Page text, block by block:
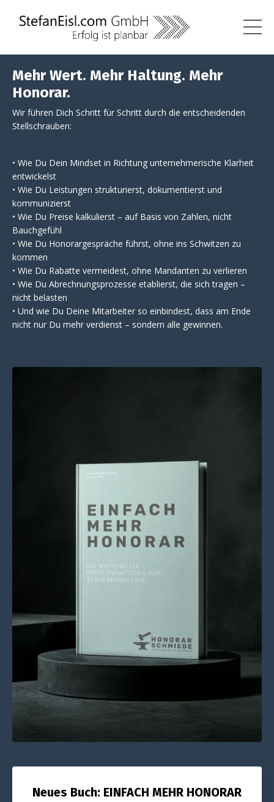
Mehr Wert. Mehr Haltung. Mehr
Honorar.
Wir führen Dich Schritt für Schritt durch die entscheidenden
Stellschrauben:
• Wie Du Dein Mindset in Richtung unternehmerische Klarheit
entwickelst
• Wie Du Leistungen strukturierst, dokumentierst und
kommunizierst
• Wie Du Preise kalkulierst – auf Basis von Zahlen, nicht
Bauchgefühl
• Wie Du Honorargespräche führst, ohne ins Schwitzen zu
kommen
• Wie Du Rabatte vermeidest, ohne Mandanten zu verlieren
• Wie Du Abrechnungsprozesse etablierst, die sich tragen –
nicht belasten
• Und wie Du Deine Mitarbeiter so einbindest, dass am Ende
nicht nur Du mehr verdienst – sondern alle gewinnen.
Neues Buch: EINFACH MEHR HONORAR